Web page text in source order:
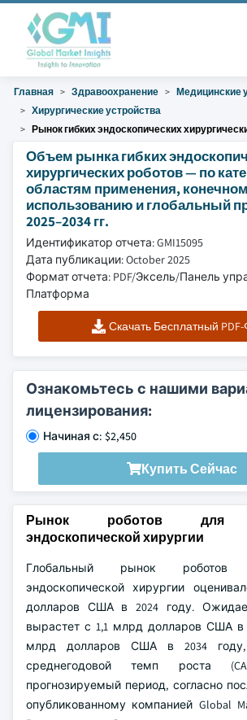
Главная Здравоохранение
Медицинские
Хирургические устройства
Рынок гибких эндоскопических
Объем рынка гибких
хирургических роботов — по
областям применения,
использованию и глобальный
2025–2034 гг.
Идентификатор отчета: GMI15095
Дата публикации: October 2025
Формат отчета: PDF/Эксель/Панель
Платформа
Скачать Бесплатный
Ознакомьтесь с нашими
лицензирования:
Начиная с: $2,450
Купить Сейчас
Рынок роботов для
эндоскопической хирургии
Глобальный рынок
эндоскопической хирургии
долларов США в 2024 году.
вырастет с 1,1 млрд долларов США в
млрд долларов США в 2034 году,
среднегодовой темп роста
прогнозируемый период, согласно
опубликованному компанией Global